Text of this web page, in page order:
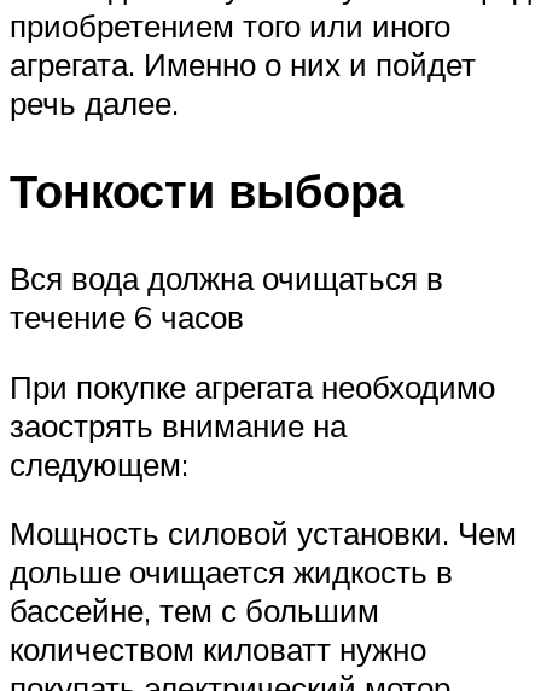
приобретением того или иного
агрегата. Именно о них и пойдет
речь далее.
Тонкости выбора
Вся вода должна очищаться в
течение 6 часов
При покупке агрегата необходимо
заострять внимание на
следующем:
Мощность силовой установки. Чем
дольше очищается жидкость в
бассейне, тем с большим
количеством киловатт нужно